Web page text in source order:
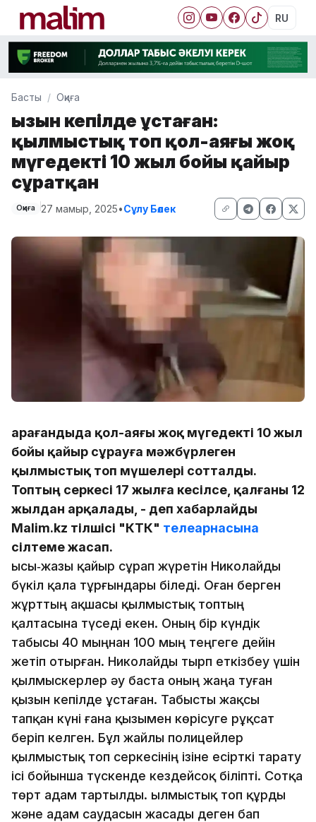
RU
Басты Оқиға
Қызын кепілде ұстаған:
қылмыстық топ қол-аяғы жоқ
мүгедекті 10 жыл бойы қайыр
сұратқан
Оқиға 27 мамыр, 2025•Сұлу Бөлек
Қарағандыда қол-аяғы жоқ мүгедекті 10 жыл
бойы қайыр сұрауға мәжбүрлеген
қылмыстық топ мүшелері сотталды.
Топтың серкесі 17 жылға кесілсе, қалғаны 12
жылдан арқалады, - деп хабарлайды
Malim.kz тілшісі "КТК" телеарнасына
сілтеме жасап.
Қысы‑жазы қайыр сұрап жүретін Николайды
бүкіл қала тұрғындары біледі. Оған берген
жұрттың ақшасы қылмыстық топтың
қалтасына түседі екен. Оның бір күндік
табысы 40 мыңнан 100 мың теңгеге дейін
жетіп отырған. Николайды тырп еткізбеу үшін
қылмыскерлер әу баста оның жаңа туған
қызын кепілде ұстаған. Табысты жақсы
тапқан күні ғана қызымен көрісуге рұқсат
беріп келген. Бұл жайлы полицейлер
қылмыстық топ серкесінің ізіне есірткі тарату
ісі бойынша түскенде кездейсоқ біліпті. Сотқа
төрт адам тартылды. Қылмыстық топ құрды
және адам саудасын жасады деген бап